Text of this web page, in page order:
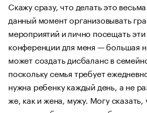
Скажу сразу, что делать это
данный момент организовывать
мероприятий и лично посещать эти
конференции для меня — большая
может создать дисбаланс в
поскольку семья требует
нужна ребенку каждый день, а не
же, как и жена, мужу. Могу сказать,